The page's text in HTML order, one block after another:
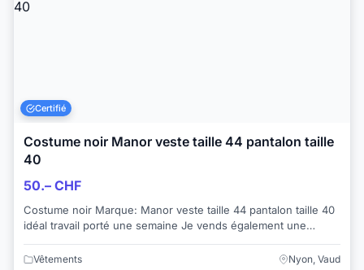
Certifié
Costume noir Manor veste taille 44 pantalon taille
40
50.– CHF
Costume noir Marque: Manor veste taille 44 pantalon taille 40
idéal travail porté une semaine Je vends également une
Vêtements
Nyon, Vaud